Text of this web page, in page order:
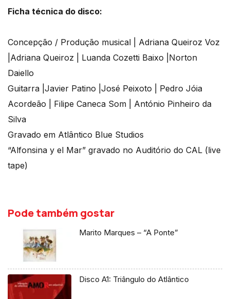
Ficha técnica do disco:
Concepção / Produção musical | Adriana Queiroz Voz
|Adriana Queiroz | Luanda Cozetti Baixo |Norton
Daiello
Guitarra |Javier Patino |José Peixoto | Pedro Jóia
Acordeão | Filipe Caneca Som | António Pinheiro da
Silva
Gravado em Atlântico Blue Studios
“Alfonsina y el Mar” gravado no Auditório do CAL (live
tape)
Pode também gostar
Marito Marques – “A Ponte”
Disco A1: Triângulo do Atlântico